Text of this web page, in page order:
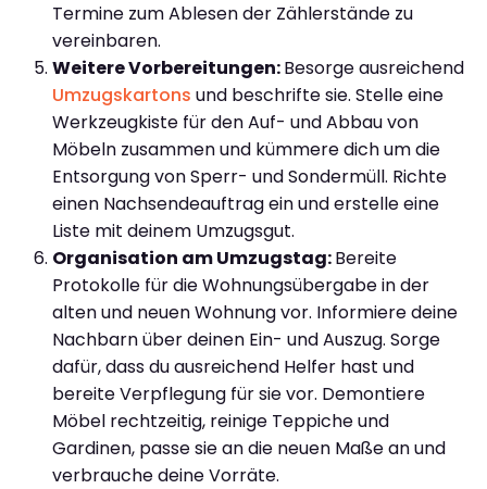
Termine zum Ablesen der Zählerstände zu
vereinbaren.
Weitere Vorbereitungen:Besorge ausreichend
Umzugskartons und beschrifte sie. Stelle eine
Werkzeugkiste für den Auf- und Abbau von
Möbeln zusammen und kümmere dich um die
Entsorgung von Sperr- und Sondermüll. Richte
einen Nachsendeauftrag ein und erstelle eine
Liste mit deinem Umzugsgut.
Organisation am Umzugstag:Bereite
Protokolle für die Wohnungsübergabe in der
alten und neuen Wohnung vor. Informiere deine
Nachbarn über deinen Ein- und Auszug. Sorge
dafür, dass du ausreichend Helfer hast und
bereite Verpflegung für sie vor. Demontiere
Möbel rechtzeitig, reinige Teppiche und
Gardinen, passe sie an die neuen Maße an und
verbrauche deine Vorräte.